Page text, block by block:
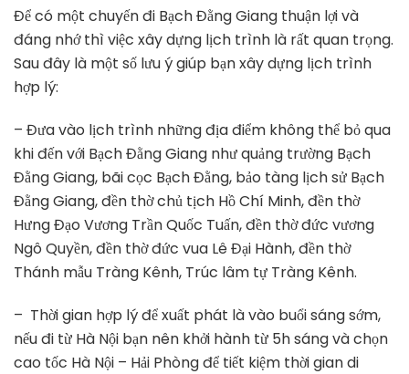
Để có một chuyến đi Bạch Đằng Giang thuận lợi và
đáng nhớ thì việc xây dựng lịch trình là rất quan trọng.
Sau đây là một số lưu ý giúp bạn xây dựng lịch trình
hợp lý:
– Đưa vào lịch trình những địa điểm không thể bỏ qua
khi đến với Bạch Đằng Giang như quảng trường Bạch
Đằng Giang, bãi cọc Bạch Đằng, bảo tàng lịch sử Bạch
Đằng Giang, đền thờ chủ tịch Hồ Chí Minh, đền thờ
Hưng Đạo Vương Trần Quốc Tuấn, đền thờ đức vương
Ngô Quyền, đền thờ đức vua Lê Đại Hành, đền thờ
Thánh mẫu Tràng Kênh, Trúc lâm tự Tràng Kênh.
– Thời gian hợp lý để xuất phát là vào buổi sáng sớm,
nếu đi từ Hà Nội bạn nên khởi hành từ 5h sáng và chọn
cao tốc Hà Nội – Hải Phòng để tiết kiệm thời gian di